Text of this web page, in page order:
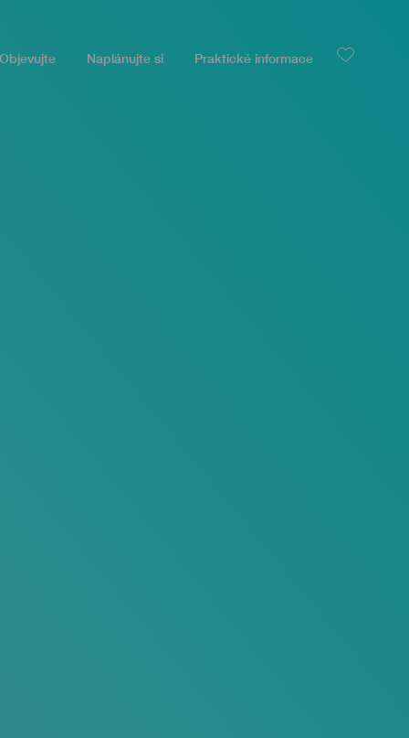
Naplánujte si Praktické informace